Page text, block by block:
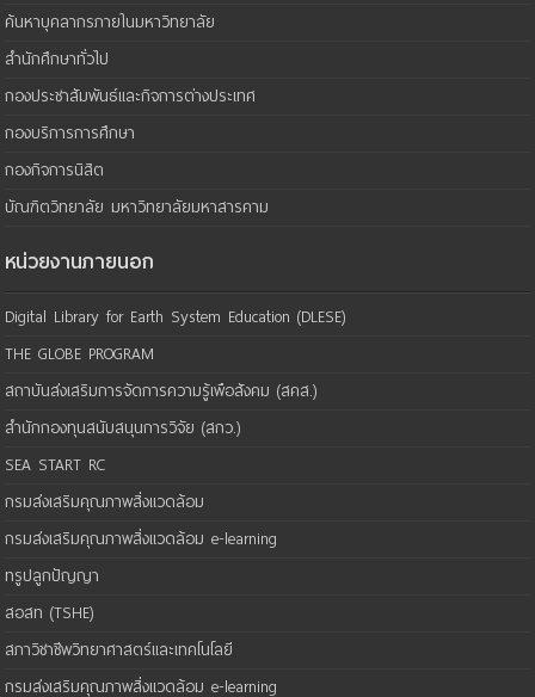
ค้นหาบุคลากรภายในมหาวิทยาลัย
สำนักศึกษาทั่วไป
กองประชาสัมพันธ์และกิจการต่างประเทศ
กองบริการการศึกษา
กองกิจการนิสิต
บัณฑิตวิทยาลัย มหาวิทยาลัยมหาสารคาม
หน่วยงานภายนอก
Digital Library for Earth System Education (DLESE)
THE GLOBE PROGRAM
สถาบันส่งเสริมการจัดการความรู้เพือสังคม (สคส.)
สำนักกองทุนสนับสนุนการวิจัย (สกว.)
SEA START RC
กรมส่งเสริมคุณภาพสิ่งแวดล้อม
กรมส่งเสริมคุณภาพสิ่งแวดล้อม e-learning
ทรูปลูกปัญญา
สอสท (TSHE)
สภาวิชาชีพวิทยาศาสตร์และเทคโนโลยี
กรมส่งเสริมคุณภาพสิ่งแวดล้อม e-learning